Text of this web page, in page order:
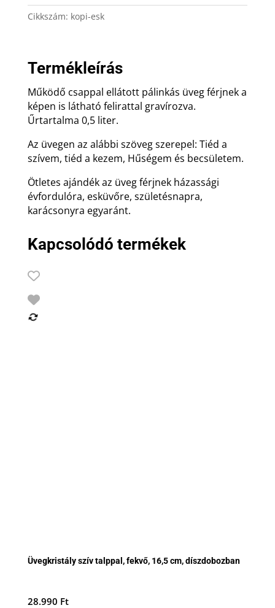
üveg
férjnek
mennyiség
Cikkszám: kopi-esk
Termékleírás
Működő csappal ellátott pálinkás üveg férjnek a
képen is látható felirattal gravírozva.
Űrtartalma 0,5 liter.
Az üvegen az alábbi szöveg szerepel: Tiéd a
szívem, tiéd a kezem, Hűségem és becsületem.
Ötletes ajándék az üveg férjnek házassági
évfordulóra, esküvőre, születésnapra,
karácsonyra egyaránt.
Kapcsolódó termékek
Üvegkristály szív talppal, fekvő, 16,5 cm, díszdobozban
28.990 Ft